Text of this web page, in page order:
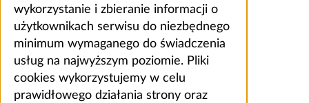
wykorzystanie i zbieranie informacji o
użytkownikach serwisu do niezbędnego
minimum wymaganego do świadczenia
usług na najwyższym poziomie. Pliki
cookies wykorzystujemy w celu
prawidłowego działania strony oraz